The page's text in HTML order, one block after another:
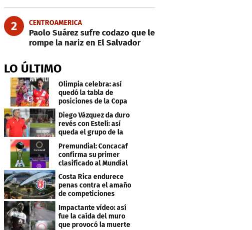
2 CENTROAMERICA
Paolo Suárez sufre codazo que le
rompe la nariz en El Salvador
LO ÚLTIMO
Olimpia celebra: así
quedó la tabla de
posiciones de la Copa
Centroamericana
Diego Vázquez da duro
revés con Estelí: así
queda el grupo de la
Premundial: Concacaf
confirma su primer
clasificado al Mundial
Costa Rica endurece
penas contra el amaño
de competiciones
Impactante vídeo: así
fue la caída del muro
que provocó la muerte